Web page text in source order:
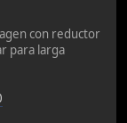
con reductor
para larga